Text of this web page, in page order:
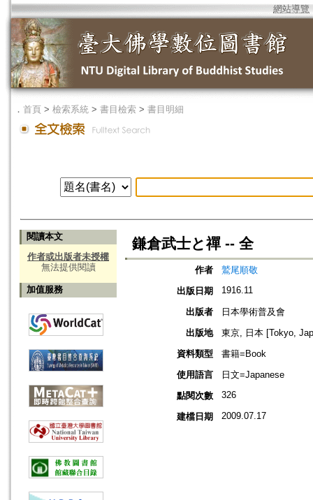
網站導覽
． 首頁 > 檢索系統 > 書目檢索 > 書目明細
閱讀本文
作者或出版者未授權
無法提供閱讀
加值服務
鎌倉武士と禪 -- 全
作者
鷲尾順敬
出版日期
1916.11
出版者
日本學術普及會
出版地
東京, 日本 [Tokyo,
資料類型
書籍=Book
使用語言
日文=Japanese
點閱次數
326
建檔日期 2009.07.17